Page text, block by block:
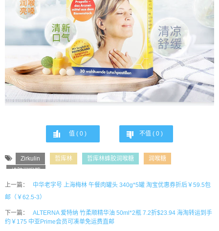
值 ( 0 ) 不值 ( 0 )
Zirkulin 哲库林 哲库林蜂胶润喉糖
润喉糖
蜂胶润喉糖
上一篇：
中华老字号 上海梅林 午餐肉罐头 340g*5罐 淘宝优惠券折后￥59.5包
邮（￥62.5-3）
下一篇：
ALTERNA 爱特纳 竹柔顺精华油 50ml*2瓶 7.2折$23.94 海淘转运到手
约￥175 中亚Prime会员可凑单免运费直邮